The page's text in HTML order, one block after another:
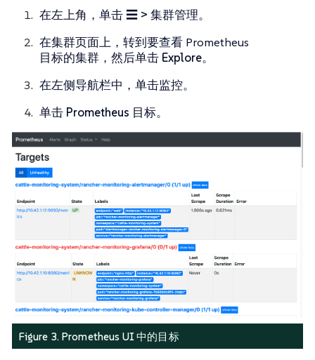
在左上角，单击 ☰ > 集群管理。
在集群页面上，转到要查看 Prometheus
目标的集群，然后单击 Explore。
在左侧导航栏中，单击监控。
单击 Prometheus 目标。
Figure 3. Prometheus UI 中的目标